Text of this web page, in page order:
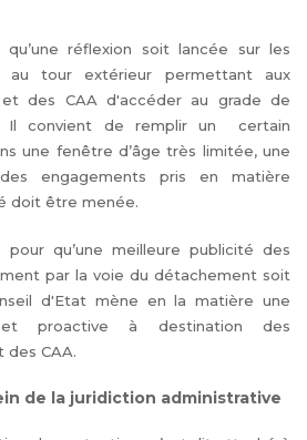
réflexion soit lancée sur les
au tour extérieur permettant aux
des CAA d'accéder au grade de
Il convient de remplir un certain
une fenêtre d’âge très limitée, une
engagements pris en matière
doit être menée.
qu’une meilleure publicité des
par la voie du détachement soit
d'Etat mène en la matière une
proactive à destination des
des CAA.
de la juridiction administrative